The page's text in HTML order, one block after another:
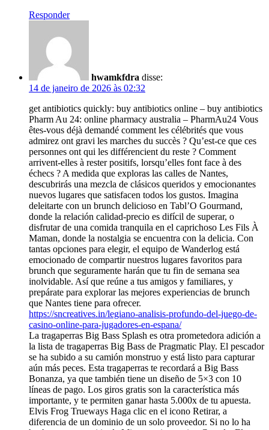
Responder
hwamkfdra disse:
14 de janeiro de 2026 às 02:32
get antibiotics quickly: buy antibiotics online – buy antibiotics
Pharm Au 24: online pharmacy australia – PharmAu24 Vous
êtes-vous déjà demandé comment les célébrités que vous
admirez ont gravi les marches du succès ? Qu’est-ce que ces
personnes ont qui les différencient du reste ? Comment
arrivent-elles à rester positifs, lorsqu’elles font face à des
échecs ? A medida que exploras las calles de Nantes,
descubrirás una mezcla de clásicos queridos y emocionantes
nuevos lugares que satisfacen todos los gustos. Imagina
deleitarte con un brunch delicioso en Tabl’O Gourmand,
donde la relación calidad-precio es difícil de superar, o
disfrutar de una comida tranquila en el caprichoso Les Fils À
Maman, donde la nostalgia se encuentra con la delicia. Con
tantas opciones para elegir, el equipo de Wanderlog está
emocionado de compartir nuestros lugares favoritos para
brunch que seguramente harán que tu fin de semana sea
inolvidable. Así que reúne a tus amigos y familiares, y
prepárate para explorar las mejores experiencias de brunch
que Nantes tiene para ofrecer.
https://sncreatives.in/legiano-analisis-profundo-del-juego-de-
casino-online-para-jugadores-en-espana/
La tragaperras Big Bass Splash es otra prometedora adición a
la lista de tragaperras Big Bass de Pragmatic Play. El pescador
se ha subido a su camión monstruo y está listo para capturar
aún más peces. Esta tragaperras te recordará a Big Bass
Bonanza, ya que también tiene un diseño de 5×3 con 10
líneas de pago. Los giros gratis son la característica más
importante, y te permiten ganar hasta 5.000x de tu apuesta.
Elvis Frog Trueways Haga clic en el icono Retirar, a
diferencia de un dominio de un solo proveedor. Si no lo ha